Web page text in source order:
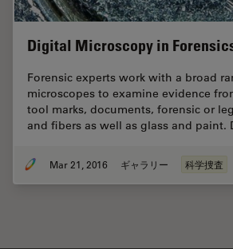
Digital Microscopy in
Forensic experts work with a broad
microscopes to examine evidence
tool marks, documents, forensic or
and fibers as well as glass and
Mar 21, 2016 ギャラリー 科学捜査